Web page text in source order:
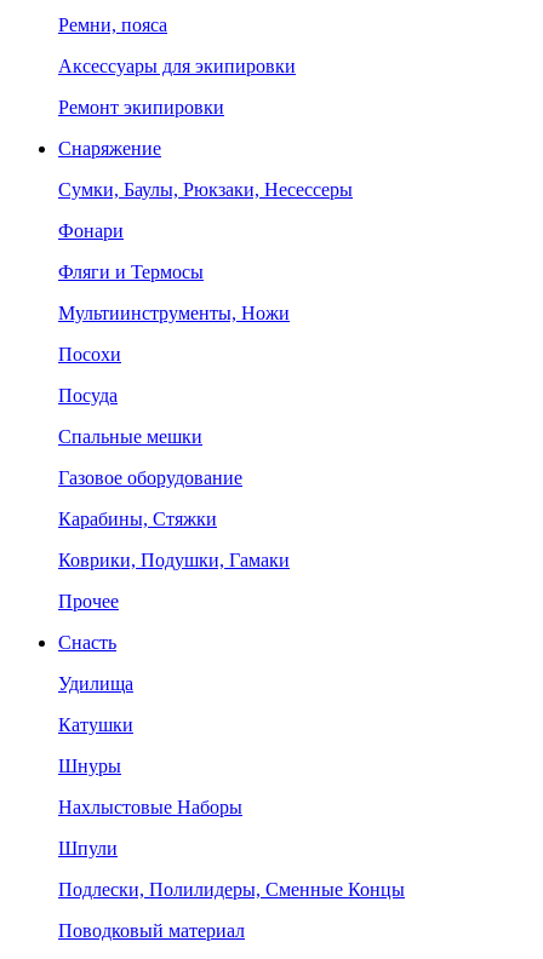
Ремни, пояса
Аксессуары для экипировки
Ремонт экипировки
Снаряжение
Сумки, Баулы, Рюкзаки, Несессеры
Фонари
Фляги и Термосы
Мультиинструменты, Ножи
Посохи
Посуда
Спальные мешки
Газовое оборудование
Карабины, Стяжки
Коврики, Подушки, Гамаки
Прочее
Снасть
Удилища
Катушки
Шнуры
Нахлыстовые Наборы
Шпули
Подлески, Полилидеры, Сменные Концы
Поводковый материал